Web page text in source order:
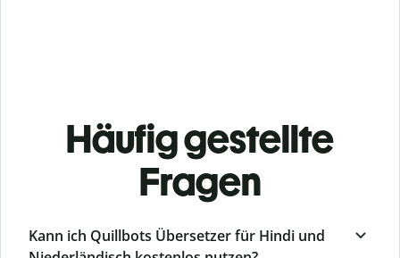
Häufig gestellte
Fragen
Kann ich Quillbots Übersetzer für Hindi und